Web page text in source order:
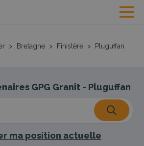
> Bretagne > Finistère > Pluguffan
GPG Granit - Pluguffan
ma position actuelle